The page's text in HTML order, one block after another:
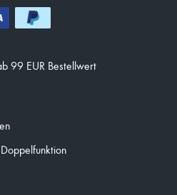
99 EUR Bestellwert